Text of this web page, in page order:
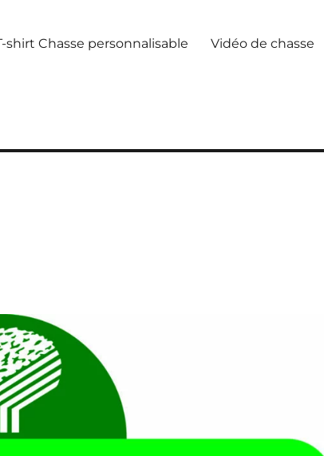
shirt Chasse personnalisable Vidéo de chasse